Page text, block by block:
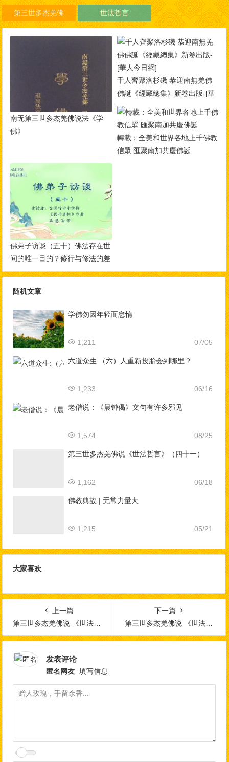
第三世多杰羌佛 世法哲言
南无第三世多杰羌佛说法《学
佛》
千人齊聚洛杉磯 恭迎南無羌佛
佛誕《經藏總集》新卷出版-[華
人今日網]
轉載：全美和世界各地上千佛教
信眾 匯聚南加共慶佛誕
佛弟子访谈（五十）佛法存在世
间的唯一目的？修行与修法的差
别，如何做到三业相应？
随机文章
学佛勿因年轻而怠惰
07/05
1,211
六道众生:（六）人重新投胎会到哪里？
06/16
1,233
老僧说：《晨钟偈》文句有许多邪见
08/25
1,574
第三世多杰羌佛说《世法哲言》（四十一）
06/18
1,162
佛教典故 | 无常力量大
05/21
1,215
大家喜欢
上一篇
第三世多杰羌佛说 《世法哲言》（三十四）
下一篇
第三世多杰羌佛说 《世法哲言》（三十六）
发表评论
匿名网友 填写信息